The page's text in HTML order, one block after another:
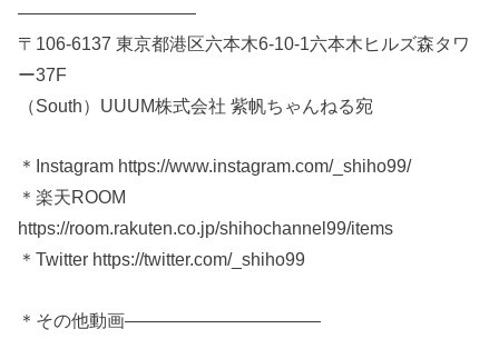
——————————
〒106-6137 東京都港区六本木6-10-1六本木ヒルズ森タワ
ー37F
（South）UUUM株式会社 紫帆ちゃんねる宛
＊Instagram https://www.instagram.com/_shiho99/
＊楽天ROOM
https://room.rakuten.co.jp/shihochannel99/items
＊Twitter https://twitter.com/_shiho99
＊その他動画———————————